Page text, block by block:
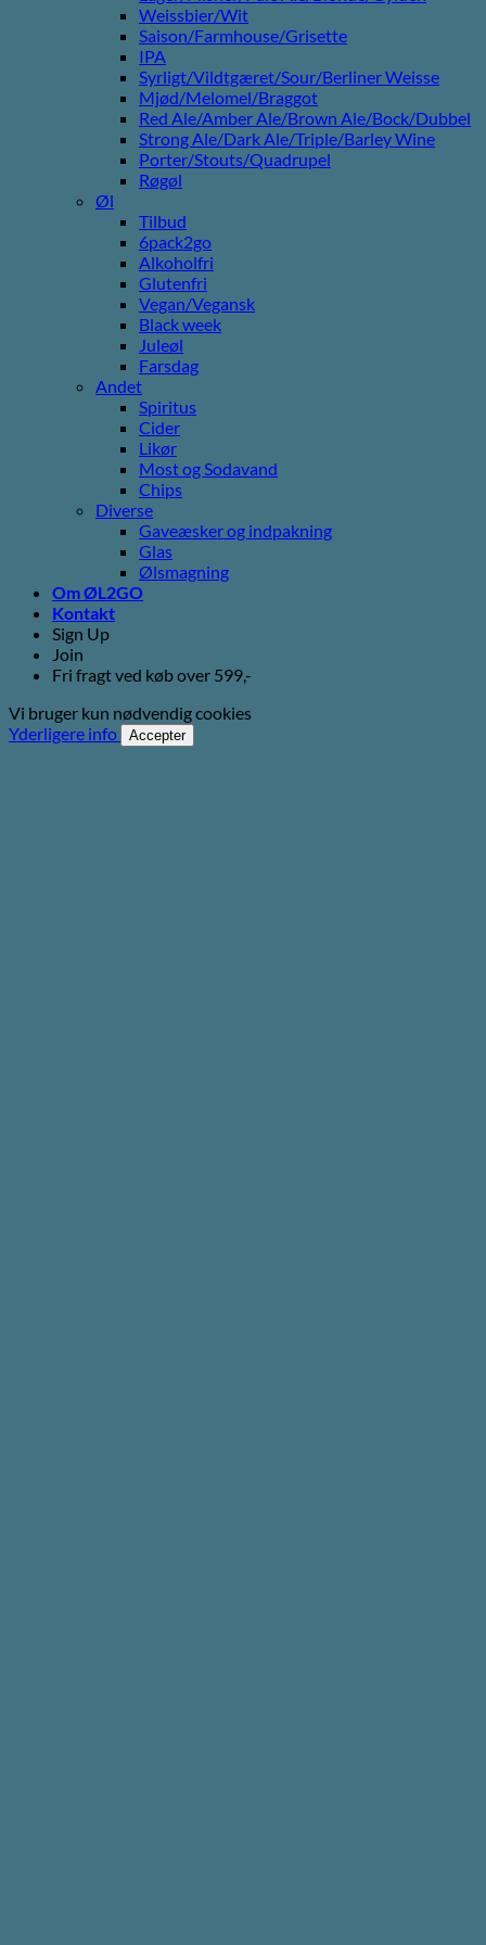
Weissbier/Wit
Saison/Farmhouse/Grisette
IPA
Syrligt/Vildtgæret/Sour/Berliner Weisse
Mjød/Melomel/Braggot
Red Ale/Amber Ale/Brown Ale/Bock/Dubbel
Strong Ale/Dark Ale/Triple/Barley Wine
Porter/Stouts/Quadrupel
Røgøl
Øl
Tilbud
6pack2go
Alkoholfri
Glutenfri
Vegan/Vegansk
Black week
Juleøl
Farsdag
Andet
Spiritus
Cider
Likør
Most og Sodavand
Chips
Diverse
Gaveæsker og indpakning
Glas
Ølsmagning
Om ØL2GO
Kontakt
Sign Up
Join
Fri fragt ved køb over 599,-
Vi bruger kun nødvendig cookies
Yderligere info
Accepter